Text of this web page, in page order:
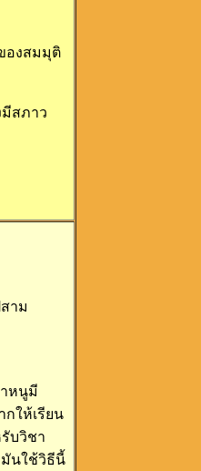
องสมมุติ
สภาว
าม
หนูมี
ให้เรียน
บวิชา
นใช้วิธีนี้